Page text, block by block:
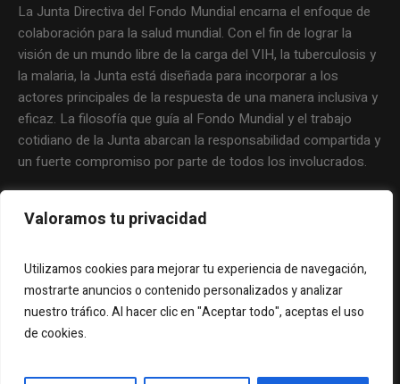
Valoramos tu privacidad
Utilizamos cookies para mejorar tu experiencia de navegación,
mostrarte anuncios o contenido personalizados y analizar
nuestro tráfico. Al hacer clic en "Aceptar todo", aceptas el uso
de cookies.
La Junta Directiva del Fondo Mundial encarna el enfoque de
colaboración para la salud mundial. Con el fin de lograr la
visión de un mundo libre de la carga del VIH, la tuberculosis y
la malaria, la Junta está diseñada para incorporar a los
actores principales de la respuesta de una manera inclusiva y
eficaz. La filosofía que guía al Fondo Mundial y el trabajo
cotidiano de la Junta abarcan la responsabilidad compartida y
un fuerte compromiso por parte de todos los involucrados.